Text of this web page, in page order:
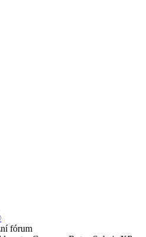
fórum